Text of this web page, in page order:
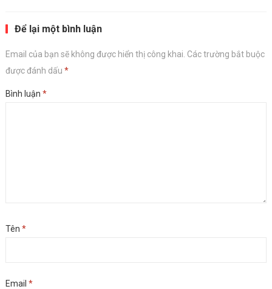
Để lại một bình luận
Email của bạn sẽ không được hiển thị công khai. Các trường bắt buộc
được đánh dấu *
Bình luận *
Tên *
Email *